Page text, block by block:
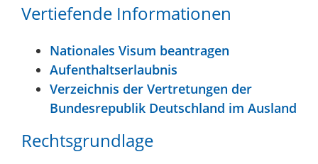
Vertiefende Informationen
Nationales Visum beantragen
Aufenthaltserlaubnis
Verzeichnis der Vertretungen der
Bundesrepublik Deutschland im Ausland
Rechtsgrundlage